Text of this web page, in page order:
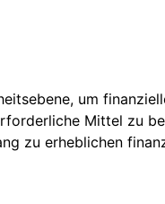
um
Mittel zu
zu erheblichen